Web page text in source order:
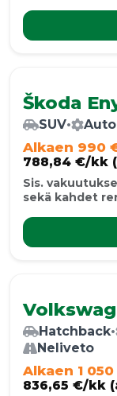
Škoda
SUV•
Alkaen 990
788,84 €/kk
Sis.
sekä kahdet
Hatchback•
Neliveto
Alkaen 1
836,65 €/kk